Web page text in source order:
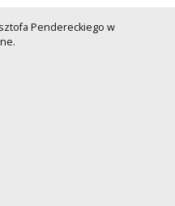
Pendereckiego w